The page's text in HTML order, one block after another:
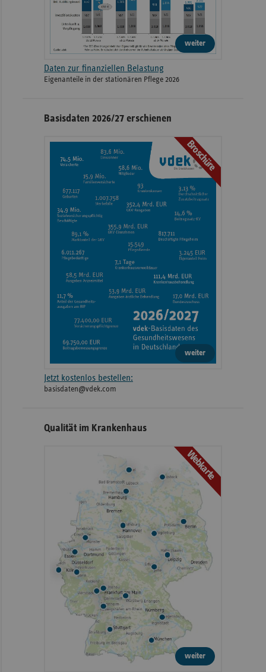
weiter
Daten zur finanziellen Belastung
Eigenanteile in der stationären Pflege 2026
Basisdaten 2026/27 erschienen
Broschüre
weiter
Jetzt kostenlos bestellen:
basisdaten@vdek.com
Qualität im Krankenhaus
Webkarte
weiter